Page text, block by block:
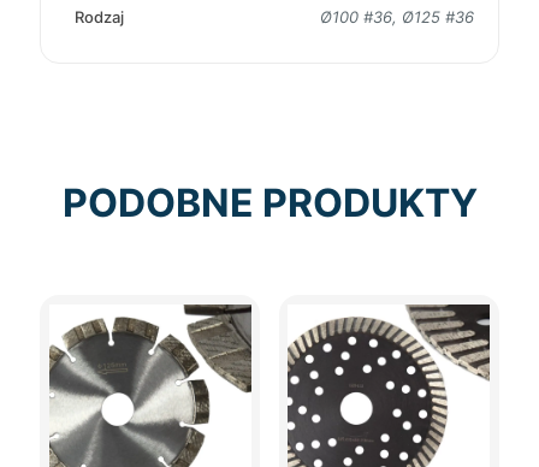
Rodzaj Ø100 #36, Ø125 #36
PODOBNE PRODUKTY